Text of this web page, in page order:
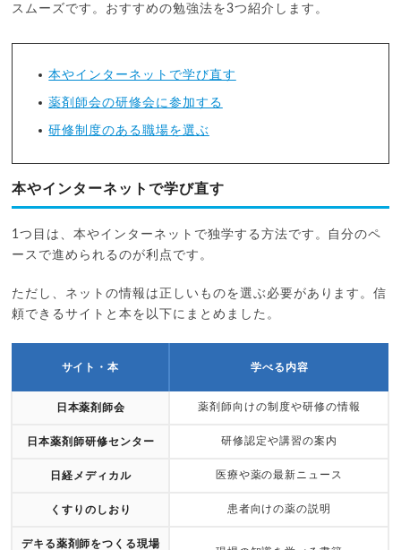
スムーズです。おすすめの勉強法を3つ紹介します。
本やインターネットで学び直す
薬剤師会の研修会に参加する
研修制度のある職場を選ぶ
本やインターネットで学び直す
1つ目は、本やインターネットで独学する方法です。自分のペ
ースで進められるのが利点です。
ただし、ネットの情報は正しいものを選ぶ必要があります。信
頼できるサイトと本を以下にまとめました。
サイト・本 学べる内容
日本薬剤師会 薬剤師向けの制度や研修の情報
日本薬剤師研修センター 研修認定や講習の案内
日経メディカル 医療や薬の最新ニュース
くすりのしおり 患者向けの薬の説明
デキる薬剤師をつくる現場